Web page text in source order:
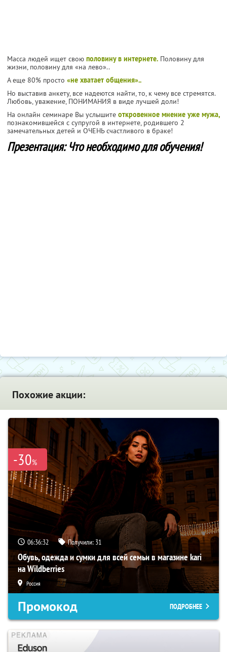
Масса людей ищет свою половину в интернете. Половину для
жизни, половину для «на лево»..
А еще 80% просто «не хватает общения»..
Но выставив анкету, все надеются найти, то, к чему все стремятся.
Любовь, уважение, ПОНИМАНИЯ в виде лучшей доли!
На онлайн семинаре Вы услышите откровенное мнение уже мужа,
познакомившейся с супругой в интернете, родившего 2
замечательных детей и ОЧЕНЬ счастливого в браке!
Презентация: Что необходимо для обучения!
Похожие акции:
-30%
06:36:31 Получили: 31
Обувь, одежда и сумки для всей семьи в магазине kari
на Wildberries
Россия
Промокод ПОДРОБНЕЕ